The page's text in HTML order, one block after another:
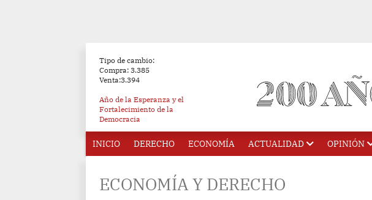
Tipo de cambio:
Compra: 3.385
Venta:3.394
Año de la Esperanza y el
Fortalecimiento de la
Democracia
INICIO DERECHO ECONOMÍA ACTUALIDAD OPINIÓN
ECONOMÍA Y DERECHO